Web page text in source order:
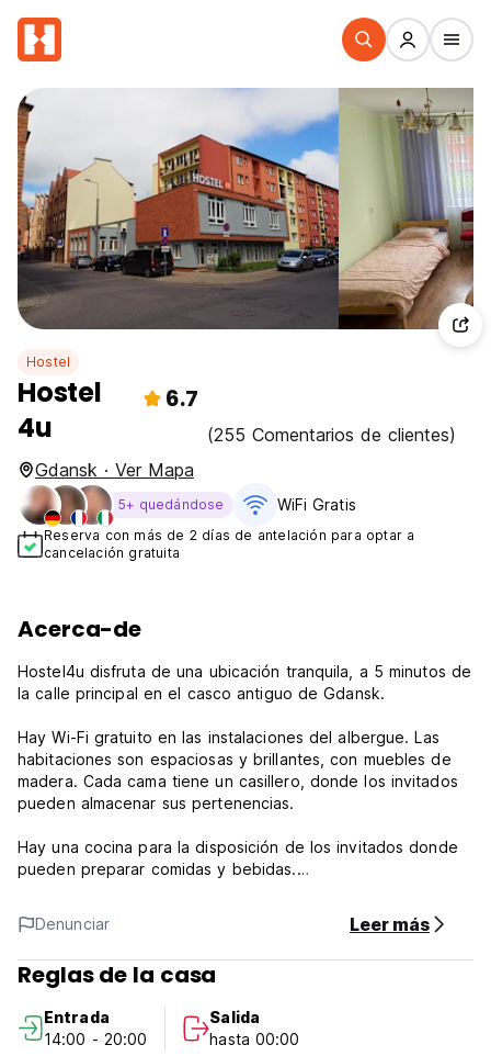
Hostel
Hostel
4u
6.7
(255 Comentarios de clientes)
Gdansk · Ver Mapa
5+ quedándose WiFi Gratis
Reserva con más de 2 días de antelación para optar a
cancelación gratuita
Acerca-de
Hostel4u disfruta de una ubicación tranquila, a 5 minutos de
la calle principal en el casco antiguo de Gdansk.
Hay Wi-Fi gratuito en las instalaciones del albergue. Las
habitaciones son espaciosas y brillantes, con muebles de
madera. Cada cama tiene un casillero, donde los invitados
pueden almacenar sus pertenencias.
Hay una cocina para la disposición de los invitados donde
pueden preparar comidas y bebidas.
Tenga en cuenta:
Política de cancelación: aviso anticipado de 24 h
Cancelación tardía o no espectáculo: cargo de una noche
Pago a la llegada por efectivo o tarjetas de crédito/débito
Echa un vistazo: 10:00
Denunciar Leer más
Reglas de la casa
Entrada
14:00 - 20:00
Salida
hasta 00:00